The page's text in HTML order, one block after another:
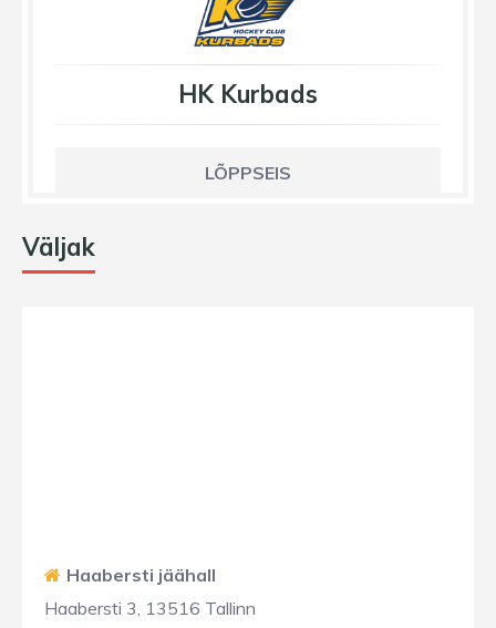
HK Kurbads
LÕPPSEIS
Väljak
Haabersti jäähall
Haabersti 3, 13516 Tallinn